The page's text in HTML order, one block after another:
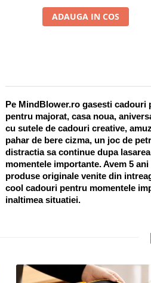
ADAUGA IN COS
Pe MindBlower.ro gasesti
pentru majorat, casa noua,
cu sutele de cadouri creative,
pahar de bere cizma, un joc de
distractia sa continue dupa
momentele importante. Avem 5
produse originale venite din
cool cadouri pentru momentele
inaltimea situatiei.